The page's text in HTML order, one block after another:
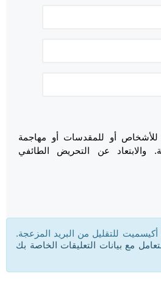
للأشخاص أو للمقدسات أو مهاجمة
والابتعاد عن التحريض الطائفي
للتقليل من البريد المزعجة.
مع بيانات التعليقات الخاصة بك